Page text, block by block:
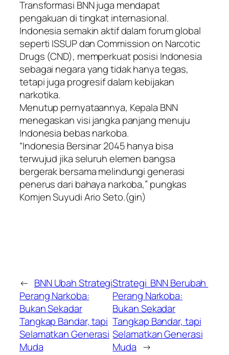
Transformasi BNN juga mendapat
pengakuan di tingkat internasional.
Indonesia semakin aktif dalam forum global
seperti ISSUP dan Commission on Narcotic
Drugs (CND), memperkuat posisi Indonesia
sebagai negara yang tidak hanya tegas,
tetapi juga progresif dalam kebijakan
narkotika.
Menutup pernyataannya, Kepala BNN
menegaskan visi jangka panjang menuju
Indonesia bebas narkoba.
“Indonesia Bersinar 2045 hanya bisa
terwujud jika seluruh elemen bangsa
bergerak bersama melindungi generasi
penerus dari bahaya narkoba,” pungkas
Komjen Suyudi Ario Seto.(gin)
← BNN Ubah Strategi
Perang Narkoba:
Bukan Sekadar
Tangkap Bandar, tapi
Selamatkan Generasi
Muda
Strategi BNN Berubah
Perang Narkoba:
Bukan Sekadar
Tangkap Bandar, tapi
Selamatkan Generasi
Muda →